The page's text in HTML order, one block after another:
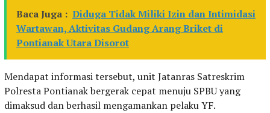
Baca Juga : Diduga Tidak Miliki Izin dan Intimidasi
Wartawan, Aktivitas Gudang Arang Briket di
Pontianak Utara Disorot
Mendapat informasi tersebut, unit Jatanras Satreskrim
Polresta Pontianak bergerak cepat menuju SPBU yang
dimaksud dan berhasil mengamankan pelaku YF.